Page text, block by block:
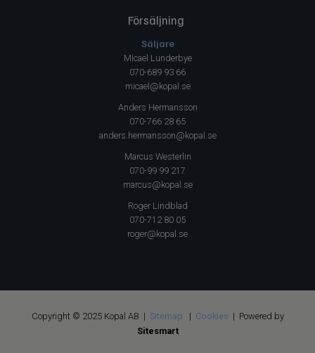
Försäljning
Säljare
Micael Lunderbye
070-689 93 66
micael@kopal.se
Anders Hermansson
070-766 28 65
anders.hermansson@kopal.se
Marcus Westerlin
070-99 99 217
marcus@kopal.se
Roger Lindblad
070-712 80 05
roger@kopal.se
Copyright © 2025 Kopal AB | Sitemap | Cookies | Powered by
Sitesmart